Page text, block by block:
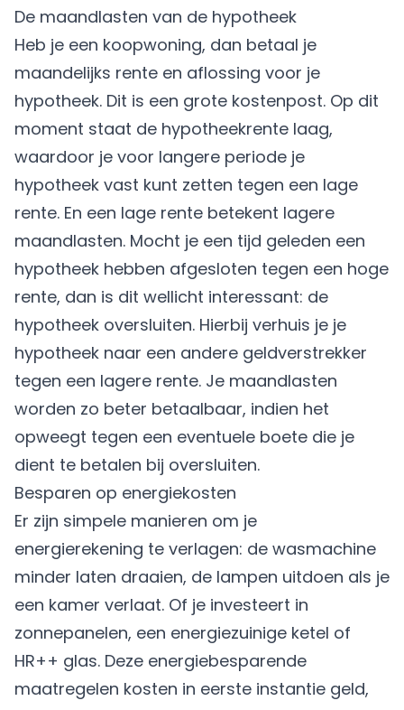
De maandlasten van de hypotheek
Heb je een koopwoning, dan betaal je
maandelijks rente en aflossing voor je
hypotheek. Dit is een grote kostenpost. Op dit
moment staat de hypotheekrente laag,
waardoor je voor langere periode je
hypotheek vast kunt zetten tegen een lage
rente. En een lage rente betekent lagere
maandlasten. Mocht je een tijd geleden een
hypotheek hebben afgesloten tegen een hoge
rente, dan is dit wellicht interessant: de
hypotheek oversluiten. Hierbij verhuis je je
hypotheek naar een andere geldverstrekker
tegen een lagere rente. Je maandlasten
worden zo beter betaalbaar, indien het
opweegt tegen een eventuele boete die je
dient te betalen bij oversluiten.
Besparen op energiekosten
Er zijn simpele manieren om je
energierekening te verlagen: de wasmachine
minder laten draaien, de lampen uitdoen als je
een kamer verlaat. Of je investeert in
zonnepanelen, een energiezuinige ketel of
HR++ glas. Deze energiebesparende
maatregelen kosten in eerste instantie geld,